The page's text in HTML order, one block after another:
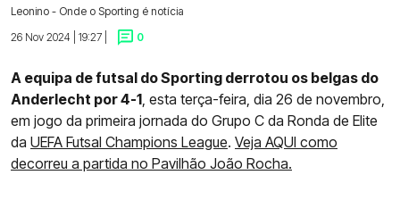
Leonino - Onde o Sporting é notícia
26 Nov 2024 | 19:27 |
0
A equipa de futsal do Sporting derrotou os belgas do
Anderlecht por 4-1, esta terça-feira, dia 26 de novembro,
em jogo da primeira jornada do Grupo C da Ronda de Elite
da UEFA Futsal Champions League. Veja AQUI como
decorreu a partida no Pavilhão João Rocha.